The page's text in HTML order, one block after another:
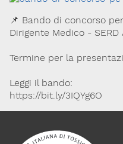
📌 Bando di concorso
Dirigente Medico - SERD
Termine per la
Leggi il bando:
https://bit.ly/3IQYg6O
Via Giovanni Pascoli, 3
20129, Milano
Codice SDI: M5UXCR1